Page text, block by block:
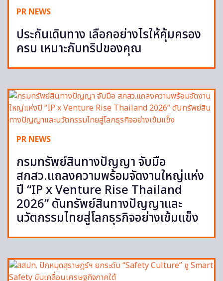
PR NEWS
ประกันเดินทาง เลือกอย่างไรให้คุ้มครอง
ครบ เหมาะกับทริปของคุณ
PR NEWS
กรมทรัพย์สินทางปัญญา จับมือ
สกสว.แถลงความพร้อมจัดงานใหญ่แห่ง
ปี “IP x Venture Rise Thailand
2026” ดันทรัพย์สินทางปัญญาและ
นวัตกรรมไทยสู่โลกธุรกิจอย่างเข้มแข็ง